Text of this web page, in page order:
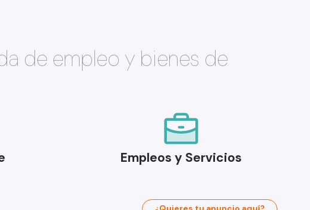
de empleo y bienes de
Empleos y Servicios